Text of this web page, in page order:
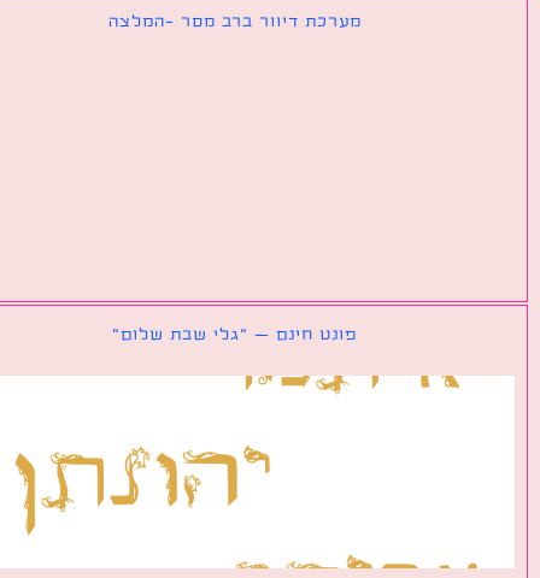
מערכת דיוור ברב מסר -המלצה
פונט חינם – ״גלי שבת שלום״